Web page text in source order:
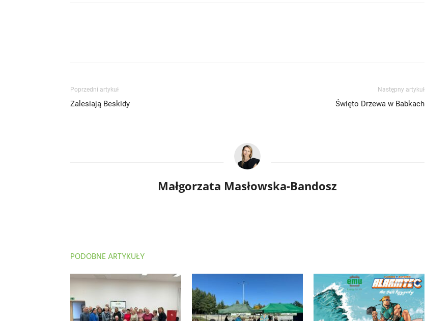
Poprzedni artykuł
Zalesiają Beskidy
Następny artykuł
Święto Drzewa w Babkach
Małgorzata Masłowska-Bandosz
PODOBNE ARTYKUŁY